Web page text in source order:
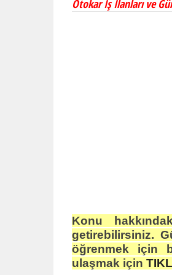
Otokar İş İlanları ve
Konu
getirebilirsiniz.
öğrenmek için
ulaşmak için